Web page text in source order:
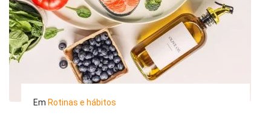
Em Rotinas e hábitos